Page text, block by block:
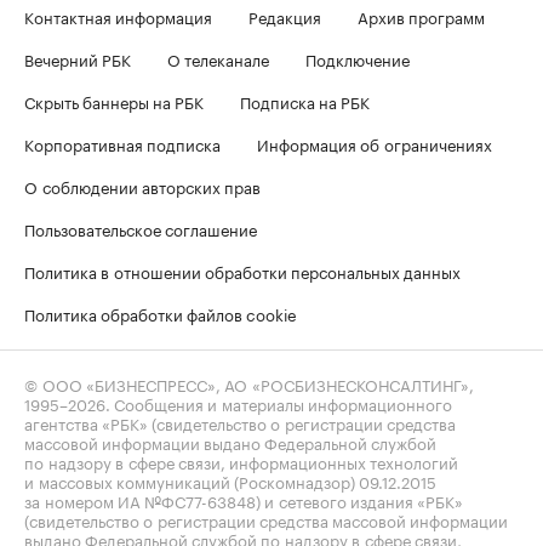
Контактная информация Редакция
Архив программ
Вечерний РБК
О телеканале
Подключение
Скрыть баннеры на РБК
Подписка на РБК
Корпоративная подписка
Информация об ограничениях
О соблюдении авторских прав
Пользовательское соглашение
Политика в отношении обработки персональных данных
Политика обработки файлов cookie
© ООО «БИЗНЕСПРЕСС», АО «РОСБИЗНЕСКОНСАЛТИНГ»,
1995–2026 . Сообщения и материалы информационного
агентства «РБК» (свидетельство о регистрации средства
массовой информации выдано Федеральной службой
по надзору в сфере связи, информационных технологий
и массовых коммуникаций (Роскомнадзор) 09.12.2015
за номером ИА №ФС77-63848) и сетевого издания «РБК»
(свидетельство о регистрации средства массовой информации
выдано Федеральной службой по надзору в сфере связи,